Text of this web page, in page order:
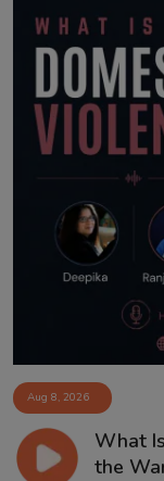
Aug 8, 2026
What
the